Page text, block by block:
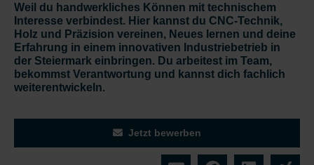
Weil du handwerkliches Können mit technischem
Interesse verbindest. Hier kannst du CNC-Technik,
Holz und Präzision vereinen, Neues lernen und deine
Erfahrung in einem innovativen Industriebetrieb in
der Steiermark einbringen. Du arbeitest im Team,
bekommst Verantwortung und kannst dich fachlich
weiterentwickeln.
Jetzt bewerben